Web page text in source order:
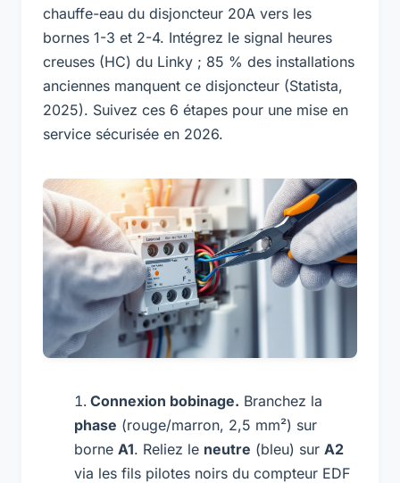
chauffe-eau du disjoncteur 20A vers les
bornes 1-3 et 2-4. Intégrez le signal heures
creuses (HC) du Linky ; 85 % des installations
anciennes manquent ce disjoncteur (Statista,
2025). Suivez ces 6 étapes pour une mise en
service sécurisée en 2026.
Connexion bobinage. Branchez la
phase (rouge/marron, 2,5 mm²) sur
borneA1. Reliez le neutre (bleu) surA2
via les fils pilotes noirs du compteur EDF